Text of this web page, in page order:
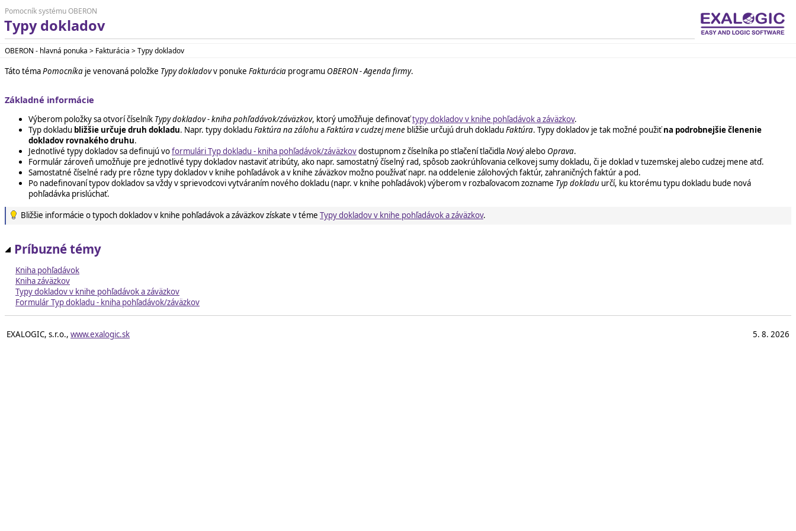
Pomocník systému OBERON
Typy dokladov
OBERON - hlavná ponuka > Fakturácia > Typy dokladov
Táto témaPomocníka je venovaná položke Typy dokladovv ponuke Fakturácia programu OBERON - Agenda firmy.
Základné informácie
Výberom položky sa otvorí číselník Typy dokladov - kniha pohľadávok/záväzkov, ktorý umožňuje definovaťtypy dokladov v knihe pohľadávok a záväzkov.
Typ dokladu bližšie určuje druh dokladu. Napr. typy dokladuFaktúra na zálohuaFaktúra v cudzej mene bližšie určujú druh dokladuFaktúra. Typy dokladov je tak možné použiťna podrobnejšie členenie
dokladov rovnakého druhu.
Jednotlivé typy dokladov sa definujú voformulári Typ dokladu - kniha pohľadávok/záväzkovdostupnom z číselníka po stlačení tlačidlaNovýalebo Oprava.
Formulár zároveň umožňuje pre jednotlivé typy dokladov nastaviť atribúty, ako napr. samostatný číselný rad, spôsob zaokrúhľovania celkovej sumy dokladu, či je doklad v tuzemskej alebo cudzej mene atď.
Samostatné číselné rady pre rôzne typy dokladov v knihe pohľadávok a v knihe záväzkov možno používať napr. na oddelenie zálohových faktúr, zahraničných faktúr a pod.
Po nadefinovaní typov dokladov sa vždy v sprievodcovi vytváraním nového dokladu (napr. v knihe pohľadávok) výberom v rozbaľovacom zozname Typ dokladu určí, ku ktorému typu dokladu bude nová
pohľadávka prislúchať.
Bližšie informácie o typoch dokladov v knihe pohľadávok a záväzkov získate v téme Typy dokladov v knihe pohľadávok a záväzkov.
Príbuzné témy
Kniha pohľadávok
Kniha záväzkov
Typy dokladov v knihe pohľadávok a záväzkov
Formulár Typ dokladu - kniha pohľadávok/záväzkov
EXALOGIC, s.r.o., www.exalogic.sk 5. 8. 2026